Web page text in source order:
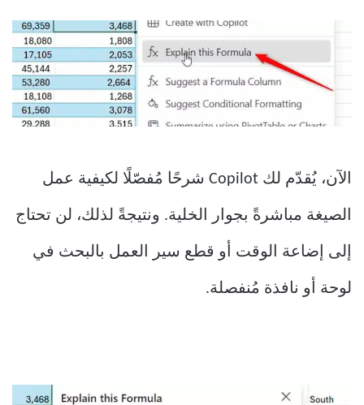
الآن، يُقدّم لك Copilot شرحًا مُفصّلًا لكيفية عمل
الصيغة مباشرةً بجوار الخلية. ونتيجةً لذلك، لن تحتاج
إلى إضاعة الوقت أو قطع سير العمل بالبحث في
لوحة أو نافذة مُنفصلة.